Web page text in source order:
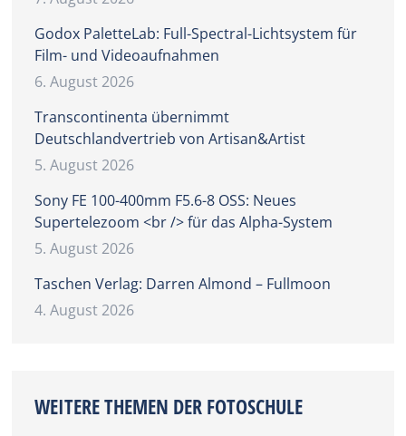
Godox PaletteLab: Full-Spectral-Lichtsystem für
Film- und Videoaufnahmen
6. August 2026
Transcontinenta übernimmt
Deutschlandvertrieb von Artisan&Artist
5. August 2026
Sony FE 100-400mm F5.6-8 OSS: Neues
Supertelezoom <br /> für das Alpha-System
5. August 2026
Taschen Verlag: Darren Almond – Fullmoon
4. August 2026
WEITERE THEMEN DER FOTOSCHULE